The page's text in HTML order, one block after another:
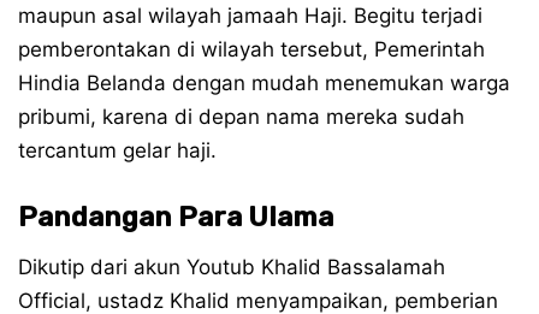
maupun asal wilayah jamaah Haji. Begitu terjadi
pemberontakan di wilayah tersebut, Pemerintah
Hindia Belanda dengan mudah menemukan warga
pribumi, karena di depan nama mereka sudah
tercantum gelar haji.
Pandangan Para Ulama
Dikutip dari akun Youtub Khalid Bassalamah
Official, ustadz Khalid menyampaikan, pemberian